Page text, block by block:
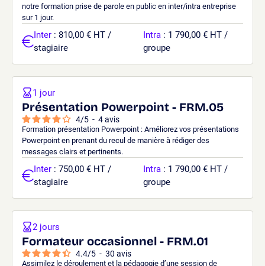
notre formation prise de parole en public en inter/intra entreprise
sur 1 jour.
Inter : 810,00 € HT /
stagiaire
Intra : 1 790,00 € HT /
groupe
Présentation Powerpoint - FRM.05
4/5 - 4avis
Formation présentation Powerpoint : Améliorez vos présentations
Powerpoint en prenant du recul de manière à rédiger des
messages clairs et pertinents.
1 jour
Inter : 750,00 € HT /
stagiaire
Intra : 1 790,00 € HT /
groupe
Formateur occasionnel - FRM.01
4.4/5 - 30 avis
Assimilez le déroulement et la pédagogie d’une session de
2 jours